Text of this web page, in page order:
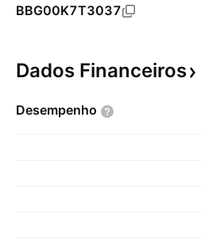
BBG00K7T3037
Dados Financeiros
Desempenho